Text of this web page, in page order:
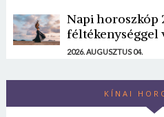
Napi horoszkóp
féltékenységgel
2026. AUGUSZTUS 04.
KÍNAI